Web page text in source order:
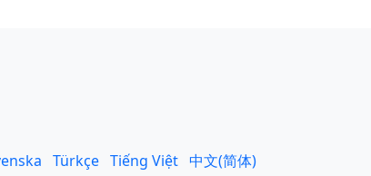
Türkçe Tiếng Việt 中文(简体)